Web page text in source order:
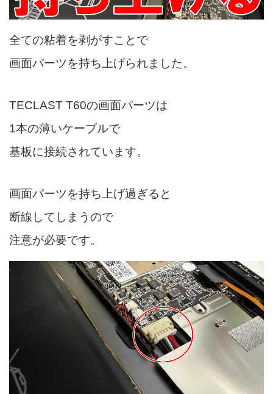
全ての粘着を剥がすことで
画面パーツを持ち上げられました。
TECLAST T60の画面パーツは
1本の薄いケーブルで
基板に接続されています。
画面パーツを持ち上げ過ぎると
断線してしまうので
注意が必要です。